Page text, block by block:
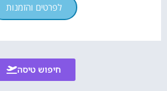
לפרטים והזמנות
חיפוש טיסה